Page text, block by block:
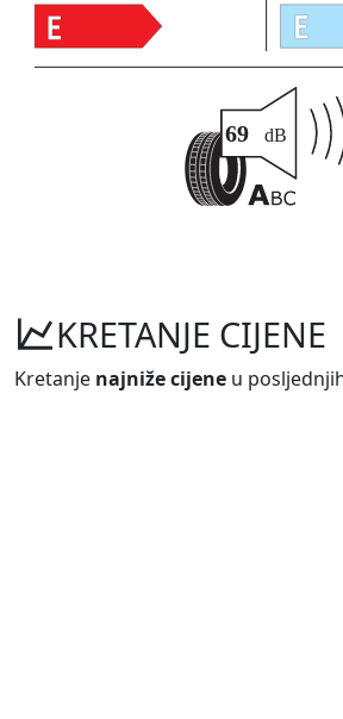
KRETANJE CIJENE
Kretanje najniže cijene u